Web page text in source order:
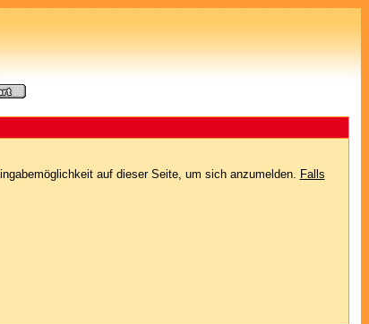
auf dieser Seite, um sich anzumelden. Falls